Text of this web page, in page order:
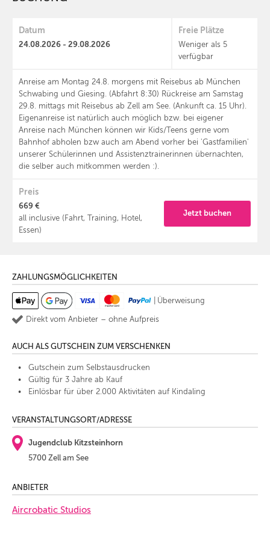
Datum
24.08.2026 - 29.08.2026
Anreise am Montag 24.8. morgens mit Reisebus ab München
Schwabing und Giesing. (Abfahrt 8:30) Rückreise am Samstag
29.8. mittags mit Reisebus ab Zell am See. (Ankunft ca. 15 Uhr).
Eigenanreise ist natürlich auch möglich bzw. bei eigener
Anreise nach München können wir Kids/Teens gerne vom
Bahnhof abholen bzw auch am Abend vorher bei 'Gastfamilien'
unserer Schülerinnen und Assistenztrainerinnen übernachten,
die selber auch mitkommen werden :).
Freie Plätze
Weniger als 5
verfügbar
Preis
669 €
all inclusive (Fahrt, Training, Hotel,
Essen)
Jetzt buchen
ZAHLUNGSMÖGLICHKEITEN
Überweisung
Direkt vom Anbieter – ohne Aufpreis
AUCH ALS GUTSCHEIN ZUM VERSCHENKEN
Gutschein zum Selbstausdrucken
Gültig für 3 Jahre ab Kauf
Einlösbar für über 2.000 Aktivitäten auf Kindaling
VERANSTALTUNGSORT/ADRESSE
Jugendclub Kitzsteinhorn
5700 Zell am See
ANBIETER
Aircrobatic Studios